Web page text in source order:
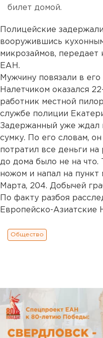
билет домой.
Полицейские
вооружившись
микрозаймов, передает
ЕАН.
Мужчину повязали в
Налетчиком оказался
работник местной
службе полиции
Задержанный уже ждал
сумку. По его словам,
потратил все деньги на
до дома было не на что.
ножом и напал на пункт
Марта, 204. Добычей
По факту разбоя
Европейско-Азиатские
Общество